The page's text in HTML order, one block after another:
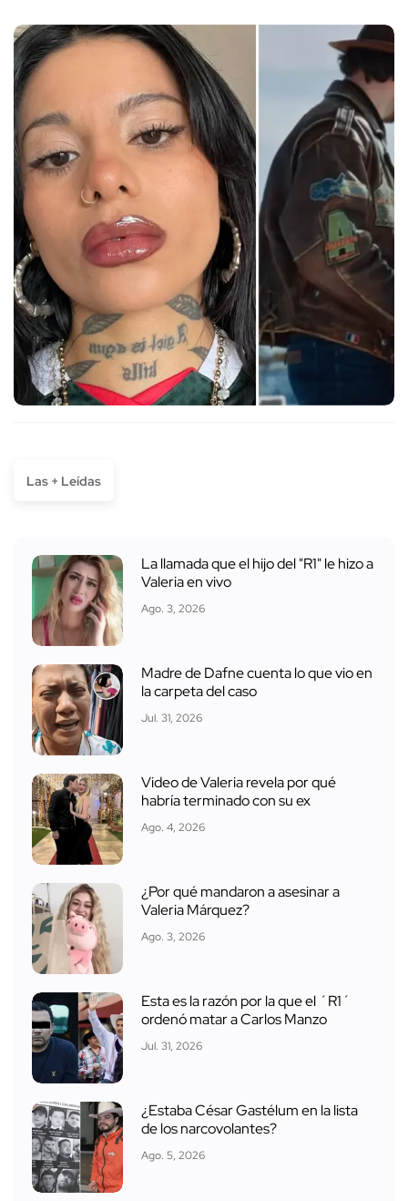
Las + Leídas
La llamada que el hijo del "R1" le hizo a
Valeria en vivo
Ago. 3, 2026
Madre de Dafne cuenta lo que vio en
la carpeta del caso
Jul. 31, 2026
Video de Valeria revela por qué
habría terminado con su ex
Ago. 4, 2026
¿Por qué mandaron a asesinar a
Valeria Márquez?
Ago. 3, 2026
Esta es la razón por la que el ´R1´
ordenó matar a Carlos Manzo
Jul. 31, 2026
¿Estaba César Gastélum en la lista
de los narcovolantes?
Ago. 5, 2026